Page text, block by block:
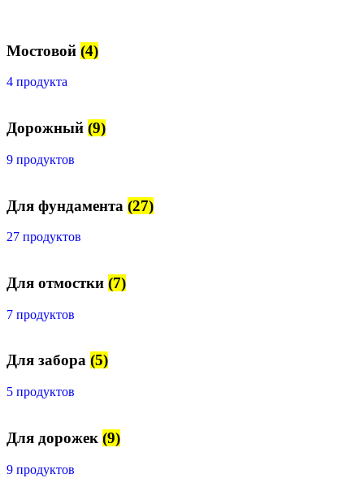
Мостовой (4)
4 продукта
Дорожный (9)
9 продуктов
Для фундамента (27)
27 продуктов
Для отмостки (7)
7 продуктов
Для забора (5)
5 продуктов
Для дорожек (9)
9 продуктов